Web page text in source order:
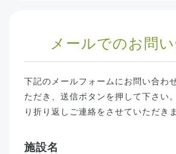
メールでのお問
下記のメールフォームにお問い合わ
ただき、送信ボタンを押して下さい
り折り返しご連絡をさせていただき
施設名